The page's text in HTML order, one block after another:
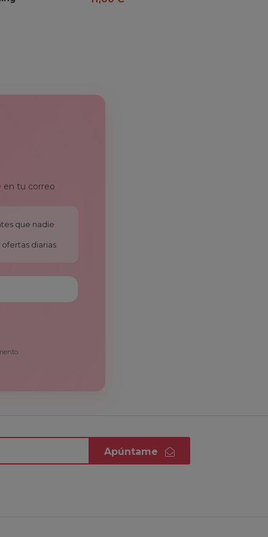
en tu correo
que nadie
ofertas diarias
Apúntame